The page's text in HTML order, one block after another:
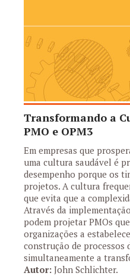
Transformando a
PMO e OPM3
Em empresas que
uma cultura saudável é
desempenho porque os
projetos. A cultura
que evita que a
Através da
podem projetar PMOs
organizações a
construção de processos
simultaneamente a
Autor: John Schlichter.